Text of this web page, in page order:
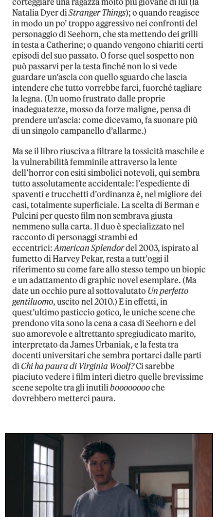
Natalia Dyer diStranger Things); o quando reagisce
in modo un po’ troppo aggressivo nei confronti del
personaggio di Seehorn, che sta mettendo dei grilli
in testa a Catherine; o quando vengono chiariti certi
episodi del suo passato. O forse quel sospetto non
può passarvi per la testa finché non lo si vede
guardare un’ascia con quello sguardo che lascia
intendere che tutto vorrebbe farci, fuorché tagliare
la legna. (Un uomo frustrato dalle proprie
inadeguatezze, mosso da forze maligne, pensa di
prendere un’ascia: come dicevamo, fa suonare più
di un singolo campanello d’allarme.)
Ma se il libro riusciva a filtrare la tossicità maschile e
la vulnerabilità femminile attraverso la lente
dell’horror con esiti simbolici notevoli, qui sembra
tutto assolutamente accidentale: l’espediente di
spaventi e trucchetti d’ordinanza è, nel migliore dei
casi, totalmente superficiale. La scelta di Berman e
Pulcini per questo film non sembrava giusta
nemmeno sulla carta. Il duo è specializzato nel
racconto di personaggi strambi ed
eccentrici:American Splendordel 2003, ispirato al
fumetto di Harvey Pekar, resta a tutt’oggi il
riferimento su come fare allo stesso tempo un biopic
e un adattamento di graphic novel esemplare. (Ma
date un occhio pure al sottovalutato Un perfetto
gentiluomo, uscito nel 2010.) E in effetti, in
quest’ultimo pasticcio gotico, le uniche scene che
prendono vita sono la cena a casa di Seehorn e del
suo amorevole e altrettanto spregiudicato marito,
interpretato da James Urbaniak, e la festa tra
docenti universitari che sembra portarci dalle parti
diChi ha paura di Virginia Woolf?Ci sarebbe
piaciuto vedere i film interi dietro quelle brevissime
scene sepolte tra gli inutilibooooooooche
dovrebbero metterci paura.